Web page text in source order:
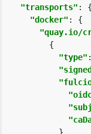
"transports"
"docker"
"quay.io/
"type"